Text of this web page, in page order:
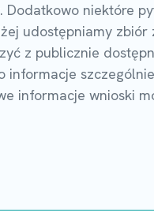
niektóre
udostępniamy zbiór
z publicznie
informacje
informacje wnioski